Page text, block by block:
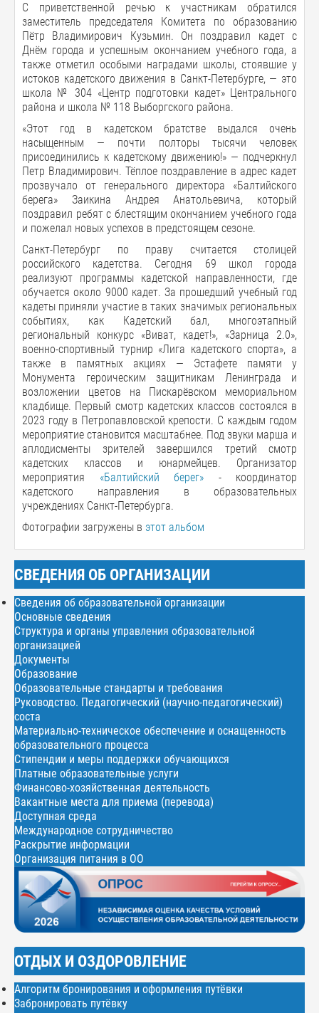
С приветственной речью к участникам обратился
заместитель председателя Комитета по образованию
Пётр Владимирович Кузьмин. Он поздравил кадет с
Днём города и успешным окончанием учебного года, а
также отметил особыми наградами школы, стоявшие у
истоков кадетского движения в Санкт-Петербурге, — это
школа № 304 «Центр подготовки кадет» Центрального
района и школа № 118 Выборгского района.
«Этот год в кадетском братстве выдался очень
насыщенным — почти полторы тысячи человек
присоединились к кадетскому движению!» — подчеркнул
Петр Владимирович. Тёплое поздравление в адрес кадет
прозвучало от генерального директора «Балтийского
берега» Заикина Андрея Анатольевича, который
поздравил ребят с блестящим окончанием учебного года
и пожелал новых успехов в предстоящем сезоне.
Санкт-Петербург по праву считается столицей
российского кадетства. Сегодня 69 школ города
реализуют программы кадетской направленности, где
обучается около 9000 кадет. За прошедший учебный год
кадеты приняли участие в таких значимых региональных
событиях, как Кадетский бал, многоэтапный
региональный конкурс «Виват, кадет!», «Зарница 2.0»,
военно-спортивный турнир «Лига кадетского спорта», а
также в памятных акциях — Эстафете памяти у
Монумента героическим защитникам Ленинграда и
возложении цветов на Пискарёвском мемориальном
кладбище. Первый смотр кадетских классов состоялся в
2023 году в Петропавловской крепости. С каждым годом
мероприятие становится масштабнее. Под звуки марша и
аплодисменты зрителей завершился третий смотр
кадетских классов и юнармейцев. Организатор
мероприятия «Балтийский берег» - координатор
кадетского направления в образовательных
учреждениях Санкт-Петербурга.
Фотографии загружены в этот альбом
СВЕДЕНИЯ ОБ ОРГАНИЗАЦИИ
Сведения об образовательной организации
Основные сведения
Структура и органы управления образовательной
организацией
Документы
Образование
Образовательные стандарты и требования
Руководство. Педагогический (научно-педагогический)
соста
Материально-техническое обеспечение и оснащенность
образовательного процесса
Стипендии и меры поддержки обучающихся
Платные образовательные услуги
Финансово-хозяйственная деятельность
Вакантные места для приема (перевода)
Доступная среда
Международное сотрудничество
Раскрытие информации
Организация питания в ОО
ОТДЫХ И ОЗДОРОВЛЕНИЕ
Алгоритм бронирования и оформления путёвки
Забронировать путёвку